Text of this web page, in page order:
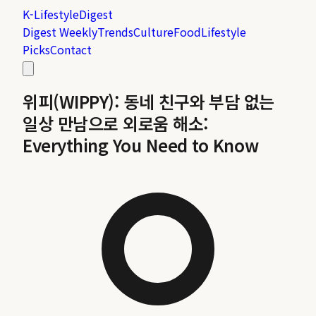
K-LifestyleDigest
Digest WeeklyTrendsCultureFoodLifestyle
PicksContact
위피(WIPPY): 동네 친구와 부담 없는
일상 만남으로 외로움 해소:
Everything You Need to Know